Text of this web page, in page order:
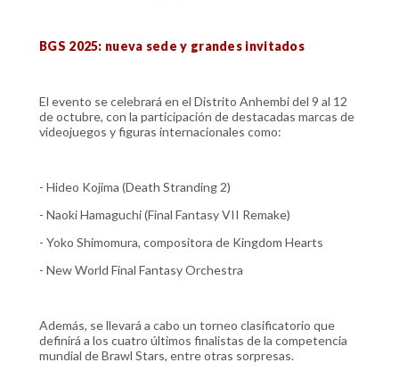
BGS 2025: nueva sede y grandes invitados
El evento se celebrará en el Distrito Anhembi del 9 al 12
de octubre, con la participación de destacadas marcas de
videojuegos y figuras internacionales como:
- Hideo Kojima (Death Stranding 2)
- Naoki Hamaguchi (Final Fantasy VII Remake)
- Yoko Shimomura, compositora de Kingdom Hearts
- New World Final Fantasy Orchestra
Además, se llevará a cabo un torneo clasificatorio que
definirá a los cuatro últimos finalistas de la competencia
mundial de Brawl Stars, entre otras sorpresas.